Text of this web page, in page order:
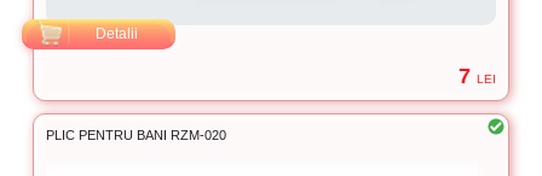
Detalii
7 LEI
PLIC PENTRU BANI RZM-020